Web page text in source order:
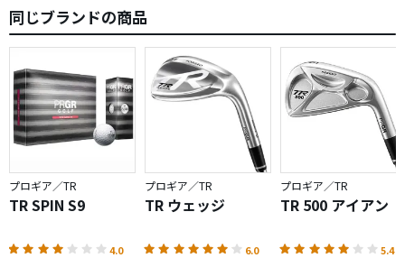
同じブランドの商品
プロギア／TR
TR SPIN S9
4.0
プロギア／TR
TR ウェッジ
6.0
プロギア／TR
TR 500 アイアン
5.4